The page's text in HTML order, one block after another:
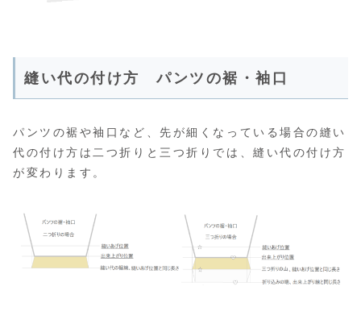
縫い代の付け方 パンツの裾・袖口
パンツの裾や袖口など、先が細くなっている場合の縫い
代の付け方は二つ折りと三つ折りでは、縫い代の付け方
が変わります。